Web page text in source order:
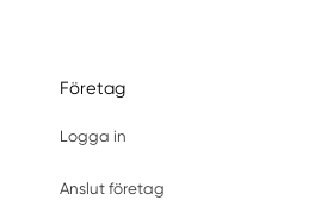
Företag
Logga in
Anslut företag